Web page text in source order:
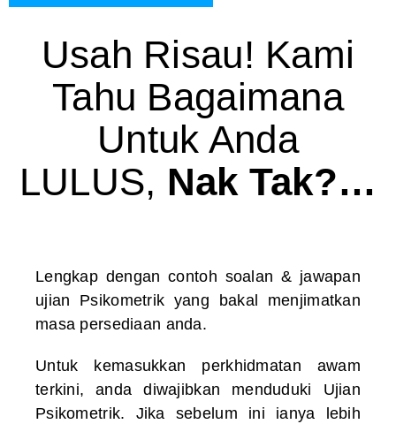
Usah Risau! Kami
Tahu Bagaimana
Untuk Anda
LULUS, Nak Tak?…
Lengkap dengan contoh soalan & jawapan
ujian Psikometrik yang bakal menjimatkan
masa persediaan anda.
Untuk kemasukkan perkhidmatan awam
terkini, anda diwajibkan menduduki Ujian
Psikometrik. Jika sebelum ini ianya lebih